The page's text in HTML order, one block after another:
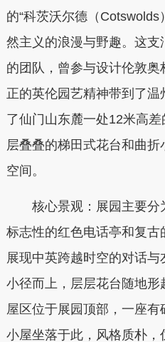
的“科茨沃尔德（Cotswolds
然主义的浪漫与野趣。这
的团队，曾参与设计伦敦
正的英伦园艺精神带到了温
了仙门山东麓一处12米高
层叠叠的梯田式花台和曲折
空间。
核心景观：展园主要分
标志性的红色电话亭和复
展现中英跨越时空的对话
小径而上，层层花台随地
屋区位于展园顶部，一座
小屋坐落于此，风格质朴